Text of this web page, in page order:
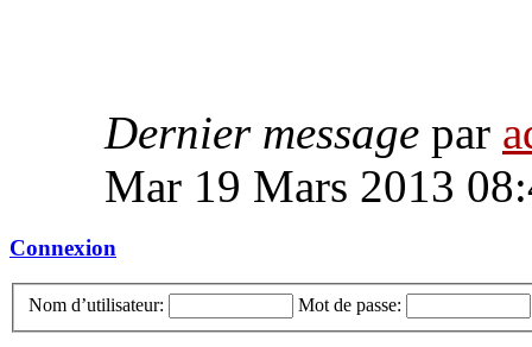
Dernier message par
Mar 19 Mars 2013
Connexion
Nom d’utilisateur: Mot de passe: